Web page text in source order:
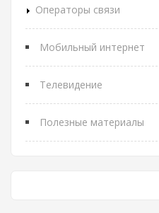
Операторы связи
Мобильный интернет
Телевидение
Полезные материалы